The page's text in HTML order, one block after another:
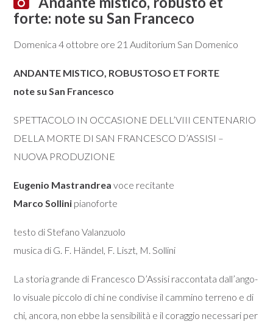
forte: note su San Franceco
Domenica 4 ottobre ore 21 Auditorium San Domenico
ANDANTE MISTICO, ROBUSTOSO ET FORTE
note su San Francesco
SPETTACOLO IN OCCASIONE DELL’VIII CENTENARIO
DELLA MORTE DI SAN FRANCESCO D’ASSISI –
NUOVA PRODUZIONE
Eugenio Mastrandrea voce recitante
Marco Sollini pianoforte
testo di Stefano Valanzuolo
musica di G. F. Händel, F. Liszt, M. Sollini
La storia grande di Francesco D’Assisi raccontata dall’ango-
lo visuale piccolo di chi ne condivise il cammino terreno e di
chi, ancora, non ebbe la sensibilità e il coraggio necessari per